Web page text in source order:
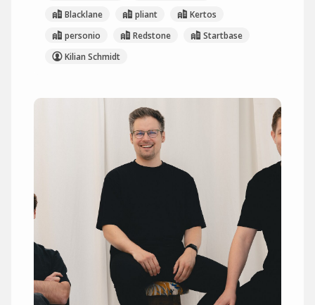
Blacklane
pliant
Kertos
personio
Redstone
Startbase
Kilian Schmidt